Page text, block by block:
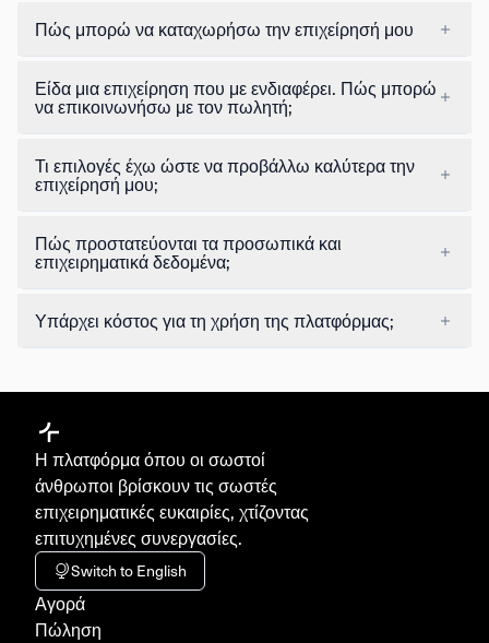
Πώς μπορώ να καταχωρήσω την επιχείρησή μου
Είδα μια επιχείρηση που με ενδιαφέρει. Πώς μπορώ
να επικοινωνήσω με τον πωλητή;
Τι επιλογές έχω ώστε να προβάλλω καλύτερα την
επιχείρησή μου;
Πώς προστατεύονται τα προσωπικά και
επιχειρηματικά δεδομένα;
Υπάρχει κόστος για τη χρήση της πλατφόρμας;
Η πλατφόρμα όπου οι σωστοί
άνθρωποι βρίσκουν τις σωστές
επιχειρηματικές ευκαιρίες, χτίζοντας
επιτυχημένες συνεργασίες.
Switch to English
Aγορά
Πώληση